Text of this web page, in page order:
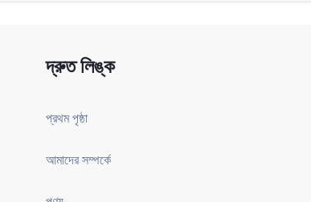
দ্রুত লিঙ্ক
প্রথম পৃষ্ঠা
আমাদের সম্পর্কে